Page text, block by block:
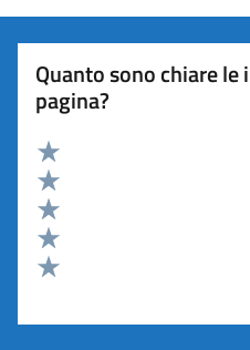
Quanto sono chiare
pagina?
Valuta 5 stelle su 5
Valuta 4 stelle su 5
Valuta 3 stelle su 5
Valuta 2 stelle su 5